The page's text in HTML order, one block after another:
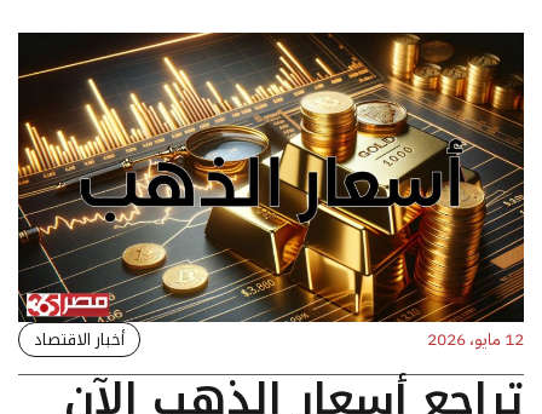
12 مايو، 2026 أخبار الاقتصاد